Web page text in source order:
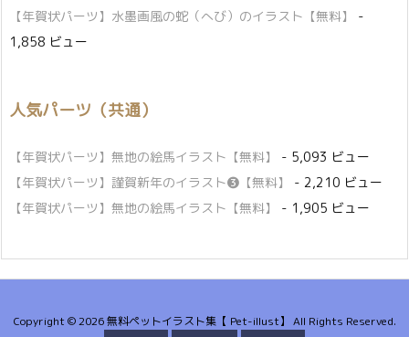
【年賀状パーツ】水墨画風の蛇（へび）のイラスト【無料】
-
1,858 ビュー
人気パーツ（共通）
【年賀状パーツ】無地の絵馬イラスト【無料】
- 5,093 ビュー
【年賀状パーツ】謹賀新年のイラスト❸【無料】
- 2,210 ビュー
【年賀状パーツ】無地の絵馬イラスト【無料】
- 1,905 ビュー
Copyright ©2026 無料ペットイラスト集【 Pet-illust】 All Rights Reserved.